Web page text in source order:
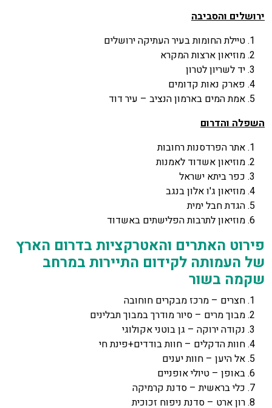
ירושלים והסביבה
טיילת החומות בעיר העתיקה ירושלים
מוזיאון ארצות המקרא
יד לשריון לטרון
פארק נאות קדומים
אמת המים בארמון הנציב – עיר דוד
השפלה והדרום
אתר הפרדסנות רחובות
מוזיאון אשדוד לאמנות
כפר ביתא ישראל
מוזיאון ג'ו אלון בנגב
הגדת חבל ימית
מוזיאון לתרבות הפלישתים באשדוד
פירוט האתרים והאטרקציות בדרום הארץ
של העמותה לקידום התיירות במרחב
שקמה בשור
חצרים – מרכז מבקרים חוחובה
מבוך מרים – סיור מודרך במבוך תבלינים
נקודה ירוקה – גן בוטני אקולוגי
חוות הדקלים – חוות בודדים+פינת חי
אל היען – חוות יענים
באופן – טיולי אופניים
כלי בראשית – סדנת קרמיקה
רון ארט – סדנת ניפוח זכוכית